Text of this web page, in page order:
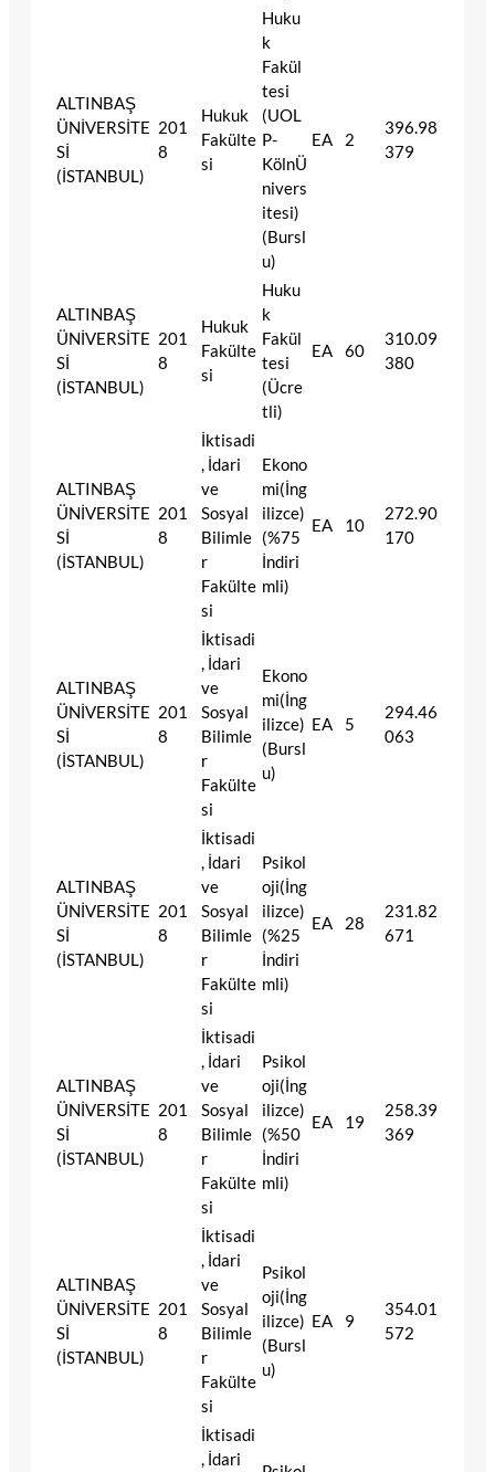
ALTINBAŞ
ÜNİVERSİTE
Sİ
(İSTANBUL)
201
8
Hukuk
Fakülte
si
Huku
k
Fakül
tesi
(UOL
P-
KölnÜ
nivers
itesi)
(Bursl
u)
EA 2
396.98
379
ALTINBAŞ
ÜNİVERSİTE
Sİ
(İSTANBUL)
201
8
Hukuk
Fakülte
si
Huku
k
Fakül
tesi
(Ücre
tli)
EA 60
310.09
380
ALTINBAŞ
ÜNİVERSİTE
Sİ
(İSTANBUL)
201
8
İktisadi
, İdari
ve
Sosyal
Bilimle
r
Fakülte
si
Ekono
mi(İng
ilizce)
(%75
İndiri
mli)
EA 10
272.90
170
ALTINBAŞ
ÜNİVERSİTE
Sİ
(İSTANBUL)
201
8
İktisadi
, İdari
ve
Sosyal
Bilimle
r
Fakülte
si
Ekono
mi(İng
ilizce)
(Bursl
u)
EA 5
294.46
063
ALTINBAŞ
ÜNİVERSİTE
Sİ
(İSTANBUL)
201
8
İktisadi
, İdari
ve
Sosyal
Bilimle
r
Fakülte
si
Psikol
oji(İng
ilizce)
(%25
İndiri
mli)
EA 28
231.82
671
ALTINBAŞ
ÜNİVERSİTE
Sİ
(İSTANBUL)
201
8
İktisadi
, İdari
ve
Sosyal
Bilimle
r
Fakülte
si
Psikol
oji(İng
ilizce)
(%50
İndiri
mli)
EA 19
258.39
369
ALTINBAŞ
ÜNİVERSİTE
Sİ
(İSTANBUL)
201
8
İktisadi
, İdari
ve
Sosyal
Bilimle
r
Fakülte
si
Psikol
oji(İng
ilizce)
(Bursl
u)
EA 9
354.01
572
İktisadi
, İdari